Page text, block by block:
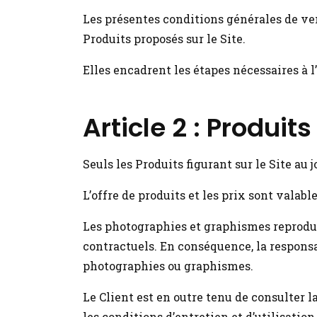
Les présentes conditions générales de
Produits proposés sur le Site.
Elles encadrent les étapes nécessaires
Article 2 :
Seuls les Produits figurant sur le Site au
L’offre de produits et les prix sont
Les photographies et graphismes
contractuels. En conséquence, la
photographies ou graphismes.
Le Client est en outre tenu de consulter